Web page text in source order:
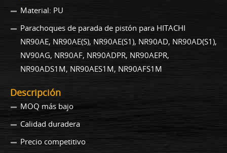
Material: PU
Parachoques de parada de pistón para HITACHI
NR90AE, NR90AE(S), NR90AE(S1), NR90AD, NR90AD(S1),
NV90AG, NR90AF, NR90ADPR, NR90AEPR,
NR90ADS1M, NR90AES1M, NR90AFS1M
Descripción
MOQ más bajo
Calidad duradera
Precio competitivo